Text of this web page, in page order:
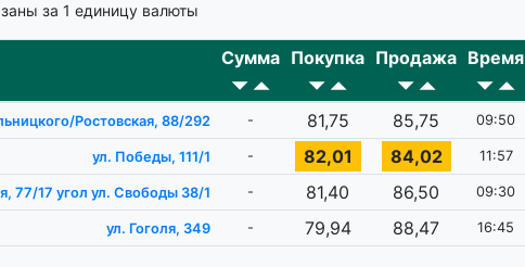
за 1 единицу валюты
Сумма Покупка Продажа Время
Ростовская, 88/292 - 81,75 85,75 09:50
ул. Победы, 111/1 - 82,01 84,02 11:57
77/17 угол ул. Свободы 38/1 - 81,40 86,50 09:30
ул. Гоголя, 349 - 79,94 88,47 16:45